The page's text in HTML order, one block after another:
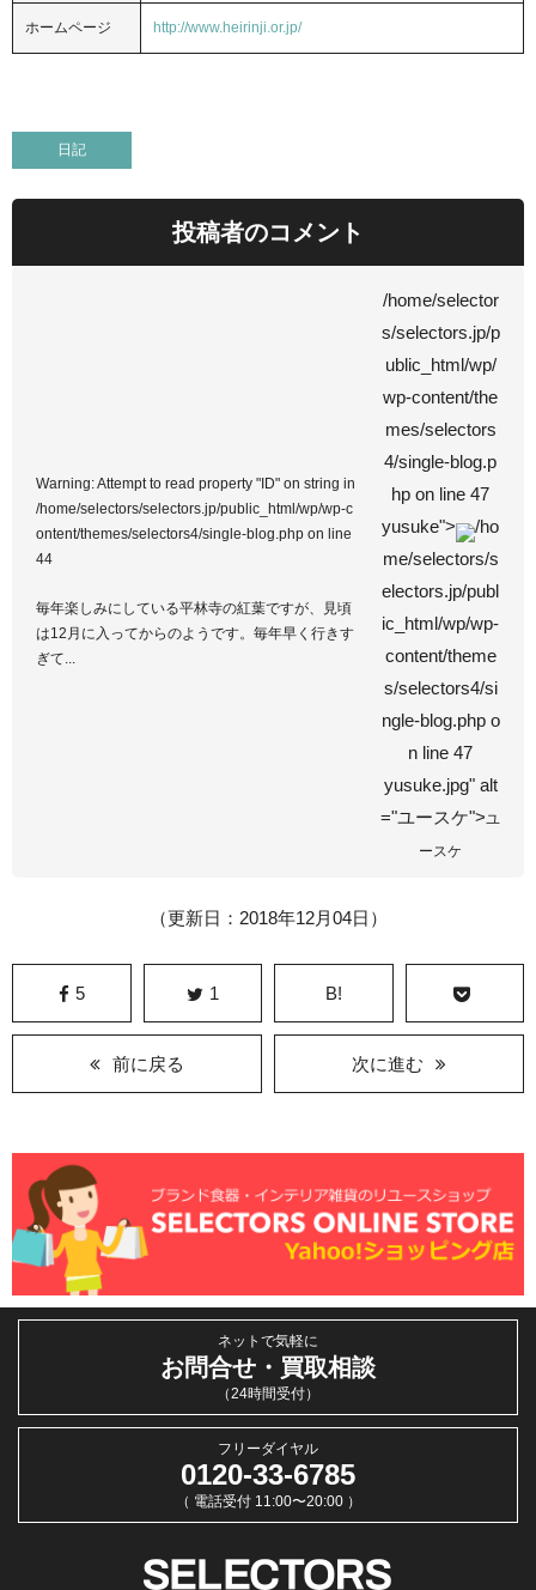
ホームページ http://www.heirinji.or.jp/
日記
投稿者のコメント
Warning: Attempt to read property "ID" on string in
/home/selectors/selectors.jp/public_html/wp/wp-c
ontent/themes/selectors4/single-blog.php on line
44
毎年楽しみにしている平林寺の紅葉ですが、見頃
は12月に入ってからのようです。毎年早く行きす
ぎて...
/home/selector
s/selectors.jp/p
ublic_html/wp/
wp-content/the
mes/selectors
4/single-blog.p
hp on line 47
yusuke">
/ho
me/selectors/s
electors.jp/publ
ic_html/wp/wp-
content/theme
s/selectors4/si
ngle-blog.php o
n line 47
yusuke.jpg" alt
="ユースケ"> ユ
ースケ
（更新日：2018年12月04日）
5 1 B!
前に戻る 次に進む
ネットで気軽に
お問合せ・買取相談
（24時間受付）
フリーダイヤル
0120-33-6785
（ 電話受付 11:00〜20:00 ）